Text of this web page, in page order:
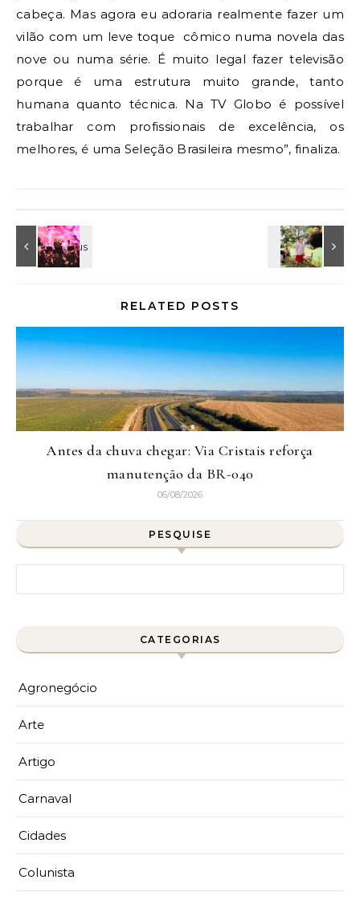
cabeça. Mas agora eu adoraria realmente fazer um
vilão com um leve toque cômico numa novela das
nove ou numa série. É muito legal fazer televisão
porque é uma estrutura muito grande, tanto
humana quanto técnica. Na TV Globo é possível
trabalhar com profissionais de excelência, os
melhores, é uma Seleção Brasileira mesmo”, finaliza.
RELATED POSTS
Antes da chuva chegar: Via Cristais reforça
manutenção da BR-040
06/08/2026
PESQUISE
CATEGORIAS
Agronegócio
Arte
Artigo
Carnaval
Cidades
Colunista